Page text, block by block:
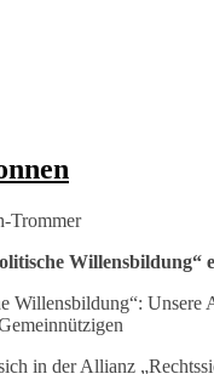
Trommer
Willensbildung“
Unsere
in der Allianz